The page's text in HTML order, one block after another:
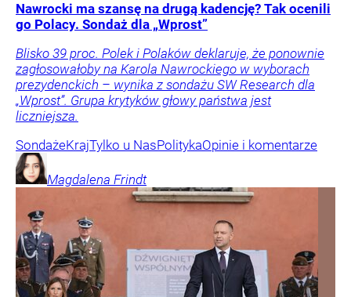
Nawrocki ma szansę na drugą kadencję? Tak ocenili
go Polacy. Sondaż dla „Wprost”
Blisko 39 proc. Polek i Polaków deklaruje, że ponownie
zagłosowałoby na Karola Nawrockiego w wyborach
prezydenckich – wynika z sondażu SW Research dla
„Wprost”. Grupa krytyków głowy państwa jest
liczniejsza.
SondażeKrajTylko u NasPolitykaOpinie i komentarze
Magdalena Frindt